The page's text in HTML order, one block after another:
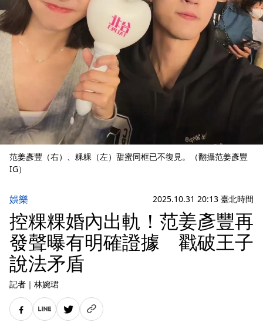
范姜彥豐（右）、粿粿（左）甜蜜同框已不復見。（翻攝范姜彥豐
IG）
娛樂 2025.10.31 20:13 臺北時間
控粿粿婚內出軌！范姜彥豐再
發聲曝有明確證據 戳破王子
說法矛盾
記者 ｜ 林婉珺